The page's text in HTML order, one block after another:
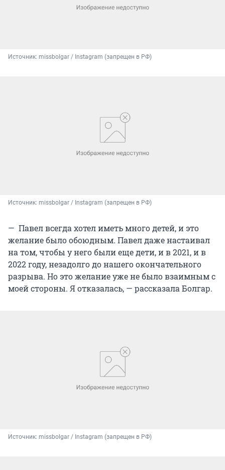
Источник: missbolgar / Instagram (запрещен в РФ)
Источник: missbolgar / Instagram (запрещен в РФ)
— Павел всегда хотел иметь много детей, и это
желание было обоюдным. Павел даже настаивал
на том, чтобы у него были еще дети, и в 2021, и в
2022 году, незадолго до нашего окончательного
разрыва. Но это желание уже не было взаимным с
моей стороны. Я отказалась, — рассказала Болгар.
Источник: missbolgar / Instagram (запрещен в РФ)